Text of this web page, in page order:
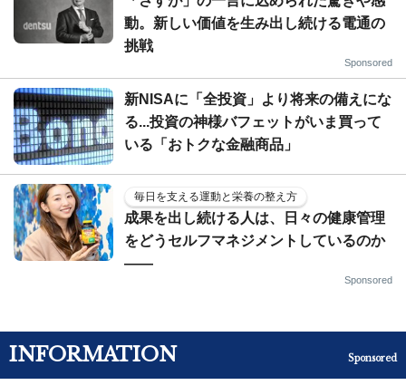
動。新しい価値を生み出し続ける電通の
挑戦
Sponsored
新NISAに「全投資」より将来の備えにな
る...投資の神様バフェットがいま買って
いる「おトクな金融商品」
毎日を支える運動と栄養の整え方
成果を出し続ける人は、日々の健康管理
をどうセルフマネジメントしているのか
——
Sponsored
INFORMATION Sponsored